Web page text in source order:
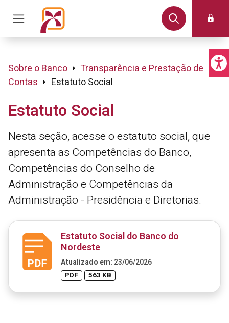
Sobre o Banco
Transparência e Prestação de
Contas
Estatuto Social
Estatuto Social
Nesta seção, acesse o estatuto social, que
apresenta as Competências do Banco,
Competências do Conselho de
Administração e Competências da
Administração - Presidência e Diretorias.
Estatuto Social do Banco do
Nordeste
Atualizado em: 23/06/2026
PDF 563 KB